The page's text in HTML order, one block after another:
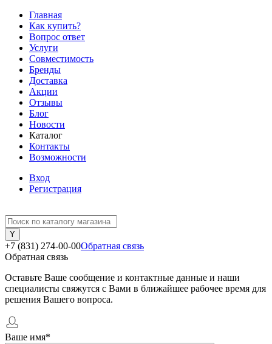
Главная
Как купить?
Вопрос ответ
Услуги
Совместимость
Бренды
Доставка
Акции
Отзывы
Блог
Новости
Каталог
Контакты
Возможности
Вход
Регистрация
+7 (831) 274-00-00Обратная связь
Обратная связь
Оставьте Ваше сообщение и контактные данные и наши
специалисты свяжутся с Вами в ближайшее рабочее время для
решения Вашего вопроса.
Ваше имя*